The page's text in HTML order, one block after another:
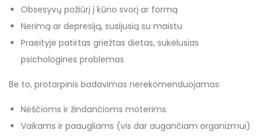
Obsesyvų požiūrį į kūno svorį ar formą
Nerimą ar depresiją, susijusią su maistu
Praeityje patirtas griežtas dietas, sukėlusias
psichologines problemas
Be to, protarpinis badavimas nerekomenduojamas:
Nėščioms ir žindančioms moterims
Vaikams ir paaugliams (vis dar augančiam organizmui)